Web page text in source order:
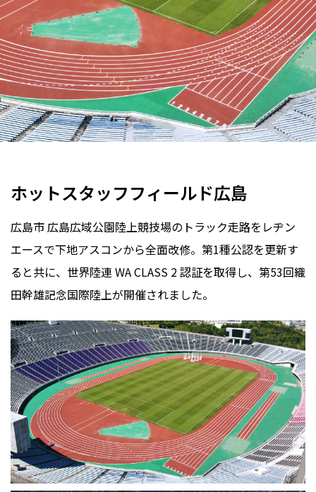
ホットスタッフフィールド広島
広島市 広島広域公園陸上競技場のトラック走路をレヂン
エースで下地アスコンから全面改修。第1種公認を更新す
ると共に、世界陸連 WA CLASS 2 認証を取得し、第53回織
田幹雄記念国際陸上が開催されました。